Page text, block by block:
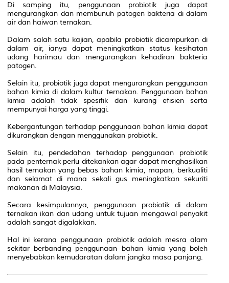
Di samping itu, penggunaan probiotik juga dapat
mengurangkan dan membunuh patogen bakteria di dalam
air dan haiwan ternakan.
Dalam salah satu kajian, apabila probiotik dicampurkan di
dalam air, ianya dapat meningkatkan status kesihatan
udang harimau dan mengurangkan kehadiran bakteria
patogen.
Selain itu, probiotik juga dapat mengurangkan penggunaan
bahan kimia di dalam kultur ternakan. Penggunaan bahan
kimia adalah tidak spesifik dan kurang efisien serta
mempunyai harga yang tinggi.
Kebergantungan terhadap penggunaan bahan kimia dapat
dikurangkan dengan menggunakan probiotik.
Selain itu, pendedahan terhadap penggunaan probiotik
pada penternak perlu ditekankan agar dapat menghasilkan
hasil ternakan yang bebas bahan kimia, mapan, berkualiti
dan selamat di mana sekali gus meningkatkan sekuriti
makanan di Malaysia.
Secara kesimpulannya, penggunaan probiotik di dalam
ternakan ikan dan udang untuk tujuan mengawal penyakit
adalah sangat digalakkan.
Hal ini kerana penggunaan probiotik adalah mesra alam
sekitar berbanding penggunaan bahan kimia yang boleh
menyebabkan kemudaratan dalam jangka masa panjang.